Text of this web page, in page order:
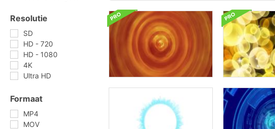
Resolutie
SD
HD - 720
HD - 1080
4K
Ultra HD
Formaat
MP4
MOV